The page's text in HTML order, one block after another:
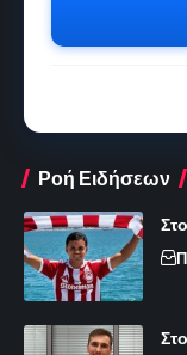
Ροή Ειδήσεων